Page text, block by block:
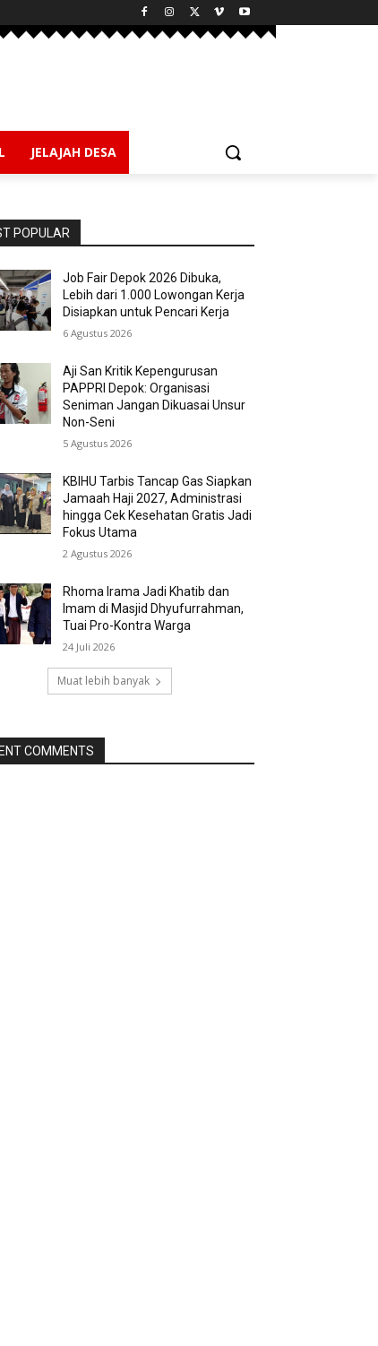
JELAJAH DESA
POPULAR
Job Fair Depok 2026 Dibuka,
Lebih dari 1.000 Lowongan Kerja
Disiapkan untuk Pencari Kerja
6 Agustus 2026
Aji San Kritik Kepengurusan
PAPPRI Depok: Organisasi
Seniman Jangan Dikuasai Unsur
Non-Seni
5 Agustus 2026
KBIHU Tarbis Tancap Gas Siapkan
Jamaah Haji 2027, Administrasi
hingga Cek Kesehatan Gratis Jadi
Fokus Utama
2 Agustus 2026
Rhoma Irama Jadi Khatib dan
Imam di Masjid Dhyufurrahman,
Tuai Pro-Kontra Warga
24 Juli 2026
Muat lebih banyak
COMMENTS